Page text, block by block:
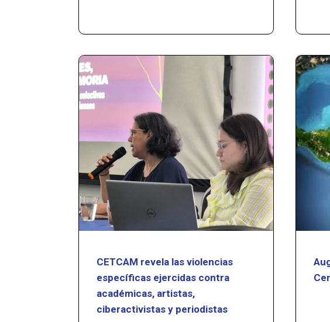
CETCAM revela las violencias
específicas ejercidas contra
académicas, artistas,
ciberactivistas y periodistas